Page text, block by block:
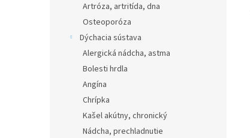
Artróza, artritída, dna
Osteoporóza
Dýchacia sústava
Alergická nádcha, astma
Bolesti hrdla
Angína
Chrípka
Kašel akútny, chronický
Nádcha, prechladnutie